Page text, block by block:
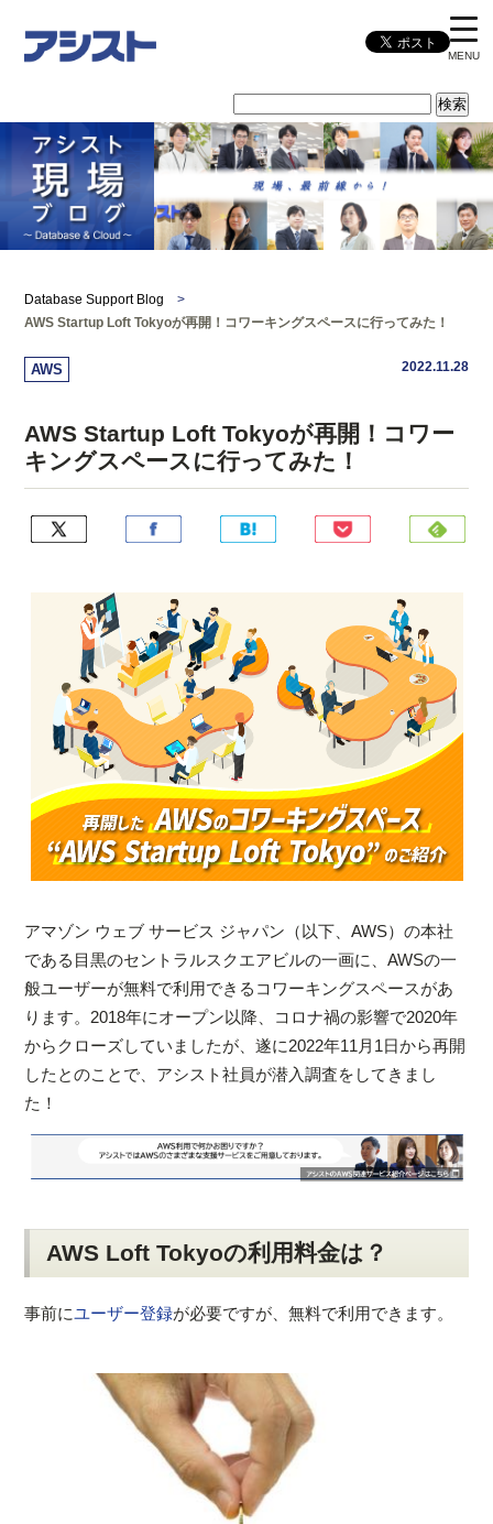
MENU
Database Support Blog
>
AWS Startup Loft Tokyoが再開！コワーキングスペースに行ってみた！
AWS 2022.11.28
AWS Startup Loft Tokyoが再開！コワー
キングスペースに行ってみた！
アマゾン ウェブ サービス ジャパン（以下、AWS）の本社
である目黒のセントラルスクエアビルの一画に、AWSの一
般ユーザーが無料で利用できるコワーキングスペースがあ
ります。2018年にオープン以降、コロナ禍の影響で2020年
からクローズしていましたが、遂に2022年11月1日から再開
したとのことで、アシスト社員が潜入調査をしてきまし
た！
AWS Loft Tokyoの利用料金は？
事前にユーザー登録が必要ですが、無料で利用できます。